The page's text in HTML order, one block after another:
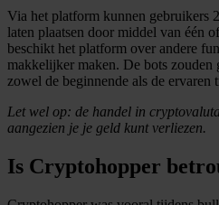
Via het platform kunnen gebruikers
laten plaatsen door middel van één
beschikt het platform over andere
makkelijker maken. De bots
zowel de beginnende als de ervaren
Let wel op: de handel in
aangezien je je geld kunt verliezen.
Is Cryptohopper